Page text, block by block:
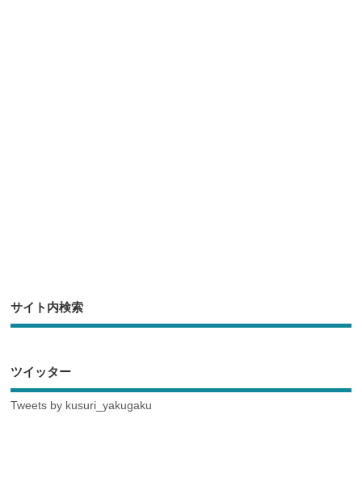
サイト内検索
ツイッター
Tweets by kusuri_yakugaku